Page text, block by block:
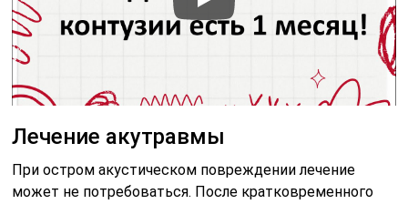
Лечение акутравмы
При остром акустическом повреждении лечение
может не потребоваться. После кратковременного